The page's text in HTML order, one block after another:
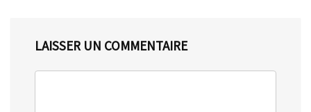
LAISSER UN COMMENTAIRE